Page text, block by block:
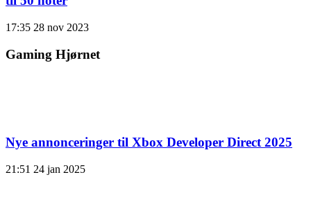
17:35 28 nov 2023
Gaming Hjørnet
Nye annonceringer til Xbox Developer Direct 2025
21:51 24 jan 2025